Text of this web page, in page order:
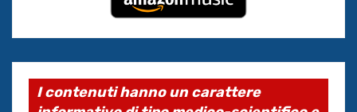
I contenuti hanno un carattere